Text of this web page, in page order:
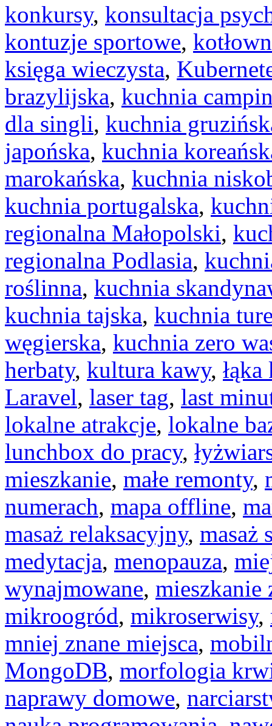
konkursy, konsultacja
kontuzje sportowe,
księga wieczysta,
brazylijska, kuchnia
dla singli, kuchnia
japońska, kuchnia
marokańska, kuchnia
kuchnia portugalska,
regionalna Małopolski,
regionalna Podlasia,
roślinna, kuchnia
kuchnia tajska, kuchnia
węgierska, kuchnia zero
herbaty, kultura kawy,
Laravel, laser tag, last
lokalne atrakcje, lokalne
lunchbox do pracy,
mieszkanie, małe remonty,
numerach, mapa offline,
masaż relaksacyjny, masaż
medytacja, menopauza,
wynajmowane, mieszkanie
mikroogród, mikroserwisy,
mniej znane miejsca,
MongoDB, morfologia
naprawy domowe,